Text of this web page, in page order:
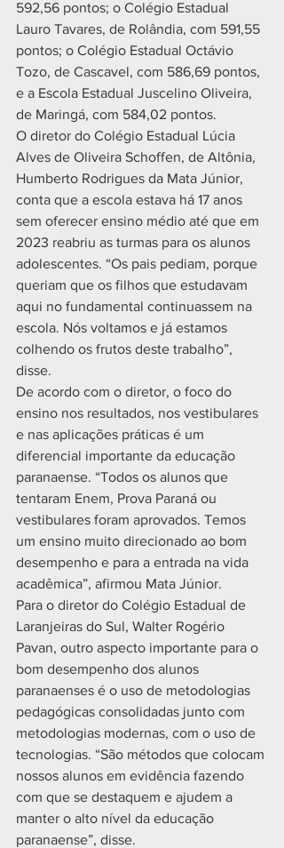
592,56 pontos; o Colégio Estadual
Lauro Tavares, de Rolândia, com 591,55
pontos; o Colégio Estadual Octávio
Tozo, de Cascavel, com 586,69 pontos,
e a Escola Estadual Juscelino Oliveira,
de Maringá, com 584,02 pontos.
O diretor do Colégio Estadual Lúcia
Alves de Oliveira Schoffen, de Altônia,
Humberto Rodrigues da Mata Júnior,
conta que a escola estava há 17 anos
sem oferecer ensino médio até que em
2023 reabriu as turmas para os alunos
adolescentes. “Os pais pediam, porque
queriam que os filhos que estudavam
aqui no fundamental continuassem na
escola. Nós voltamos e já estamos
colhendo os frutos deste trabalho”,
disse.
De acordo com o diretor, o foco do
ensino nos resultados, nos vestibulares
e nas aplicações práticas é um
diferencial importante da educação
paranaense. “Todos os alunos que
tentaram Enem, Prova Paraná ou
vestibulares foram aprovados. Temos
um ensino muito direcionado ao bom
desempenho e para a entrada na vida
acadêmica”, afirmou Mata Júnior.
Para o diretor do Colégio Estadual de
Laranjeiras do Sul, Walter Rogério
Pavan, outro aspecto importante para o
bom desempenho dos alunos
paranaenses é o uso de metodologias
pedagógicas consolidadas junto com
metodologias modernas, com o uso de
tecnologias. “São métodos que colocam
nossos alunos em evidência fazendo
com que se destaquem e ajudem a
manter o alto nível da educação
paranaense”, disse.